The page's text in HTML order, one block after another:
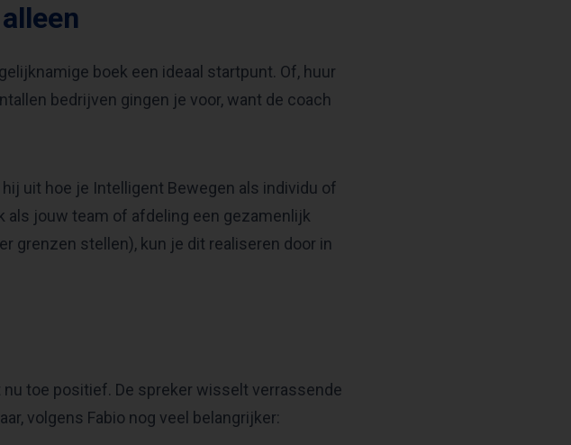
boek een ideaal startpunt. Of, huur
bedrijven gingen je voor, want de coach
uit hoe je Intelligent Bewegen als individu of
als jouw team of afdeling een gezamenlijk
grenzen stellen), kun je dit realiseren door in
toe positief. De spreker wisselt verrassende
volgens Fabio nog veel belangrijker: